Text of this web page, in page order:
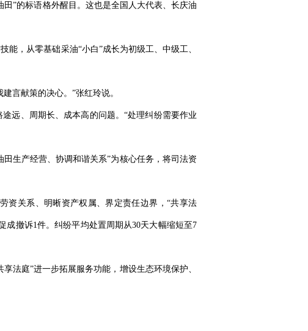
”的标语格外醒目。这也是全国人大代表、长庆油
，从零基础采油“小白”成长为初级工、中级工、
言献策的决心。”张红玲说。
远、周期长、成本高的问题。“处理纠纷需要作业
生产经营、协调和谐关系”为核心任务，将司法资
资关系、明晰资产权属、界定责任边界，“共享法
成撤诉1件。纠纷平均处置周期从30天大幅缩短至7
法庭”进一步拓展服务功能，增设生态环境保护、